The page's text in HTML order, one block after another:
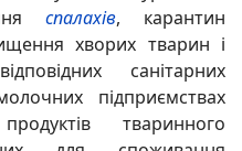
спалахів, карантин
хворих тварин і
санітарних
підприємствах
тваринного